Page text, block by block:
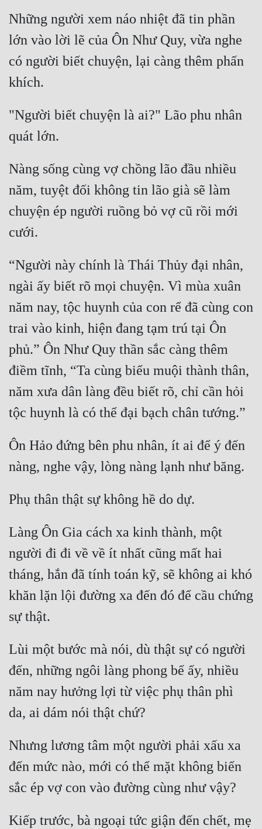
Dị Năng
Gia Đấu
Góc Nhìn Nam
Góc Nhìn Nữ
Huyền Huyễn
Huyền Nghi
Hệ Thống
Học Đường
Kiếm Hiệp
Kỳ Huyễn
Kỳ Ảo
Linh Dị
Làm Giàu
Lịch Sử
Mưu Mô
Ngôn Tình
Ngược
Nữ Cường
Phương Tây
Phản Phái
Quan Trường
Quân Sự
Sảng Văn
Sắc
Sủng
Thanh Xuân
Những người xem náo nhiệt đã tin phần
lớn vào lời lẽ của Ôn Như Quy, vừa nghe
có người biết chuyện, lại càng thêm phấn
"Người biết chuyện là ai?" Lão phu nhân
Nàng sống cùng vợ chồng lão đầu nhiều
năm, tuyệt đối không tin lão già sẽ làm
chuyện ép người ruồng bỏ vợ cũ rồi mới
“Người này chính là Thái Thủy đại nhân,
ngài ấy biết rõ mọi chuyện. Vì mùa xuân
năm nay, tộc huynh của con rể đã cùng con
trai vào kinh, hiện đang tạm trú tại Ôn
phủ.” Ôn Như Quy thần sắc càng thêm
điềm tĩnh, “Ta cùng biểu muội thành thân,
năm xưa dân làng đều biết rõ, chỉ cần hỏi
Ôn Hảo đứng bên phu nhân, ít ai để ý đến
Làng Ôn Gia cách xa kinh thành, một
người đi đi về về ít nhất cũng mất hai
tháng, hắn đã tính toán kỹ, sẽ không ai khó
khăn lặn lội đường xa đến đó để cầu chứng
Lùi một bước mà nói, dù thật sự có người
đến, những ngôi làng phong bế ấy, nhiều
năm nay hưởng lợi từ việc phụ thân phì
Nhưng lương tâm một người phải xấu xa
đến mức nào, mới có thể mặt không biến
Kiếp trước, bà ngoại tức giận đến chết, mẹ